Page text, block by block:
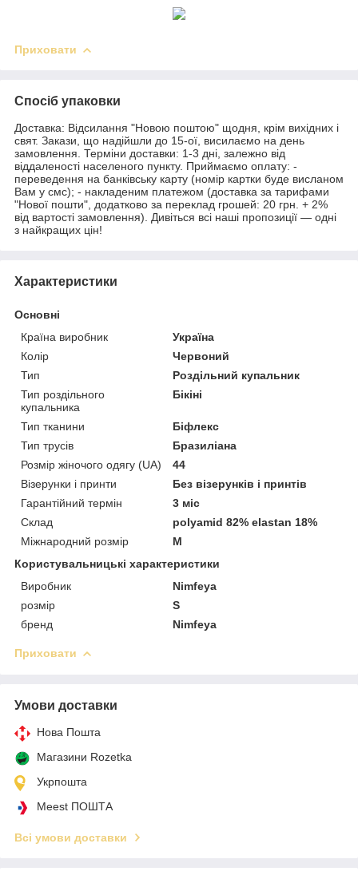
Приховати
Спосіб упаковки
Доставка: Відсилання "Новою поштою" щодня, крім вихідних і
свят. Закази, що надійшли до 15-ої, висилаємо на день
замовлення. Терміни доставки: 1-3 дні, залежно від
віддаленості населеного пункту. Приймаємо оплату: -
переведення на банківську карту (номір картки буде висланом
Вам у смс); - накладеним платежом (доставка за тарифами
"Нової пошти", додатково за переклад грошей: 20 грн. + 2%
від вартості замовлення). Дивіться всі наші пропозиції — одні
з найкращих цін!
Характеристики
Основні
Країна виробник
Україна
Колір
Червоний
Тип
Роздільний купальник
Тип роздільного
купальника
Бікіні
Тип тканини
Біфлекс
Тип трусів
Бразиліана
Розмір жіночого одягу (UA)
44
Візерунки і принти
Без візерунків і принтів
Гарантійний термін
3 міс
Склад
polyamid 82% elastan 18%
Міжнародний розмір
M
Користувальницькі характеристики
Виробник
Nimfeya
розмір
S
бренд
Nimfeya
Приховати
Умови доставки
Нова Пошта
Магазини Rozetka
Укрпошта
Meest ПОШТА
Всі умови доставки